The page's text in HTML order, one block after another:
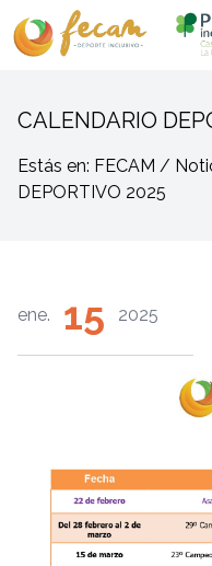
CALENDARIO
Estás en: FECAM /
DEPORTIVO 2025
ene. 15 2025